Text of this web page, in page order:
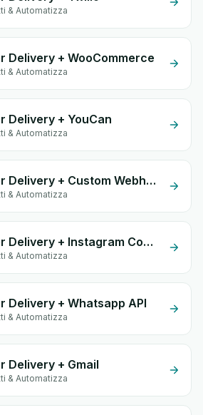
& Automatizza
Delivery + WooCommerce
& Automatizza
Delivery + YouCan
& Automatizza
Power Delivery + Custom Webhook
& Automatizza
Power Delivery + Instagram Comment
& Automatizza
Delivery + Whatsapp API
& Automatizza
Delivery + Gmail
& Automatizza